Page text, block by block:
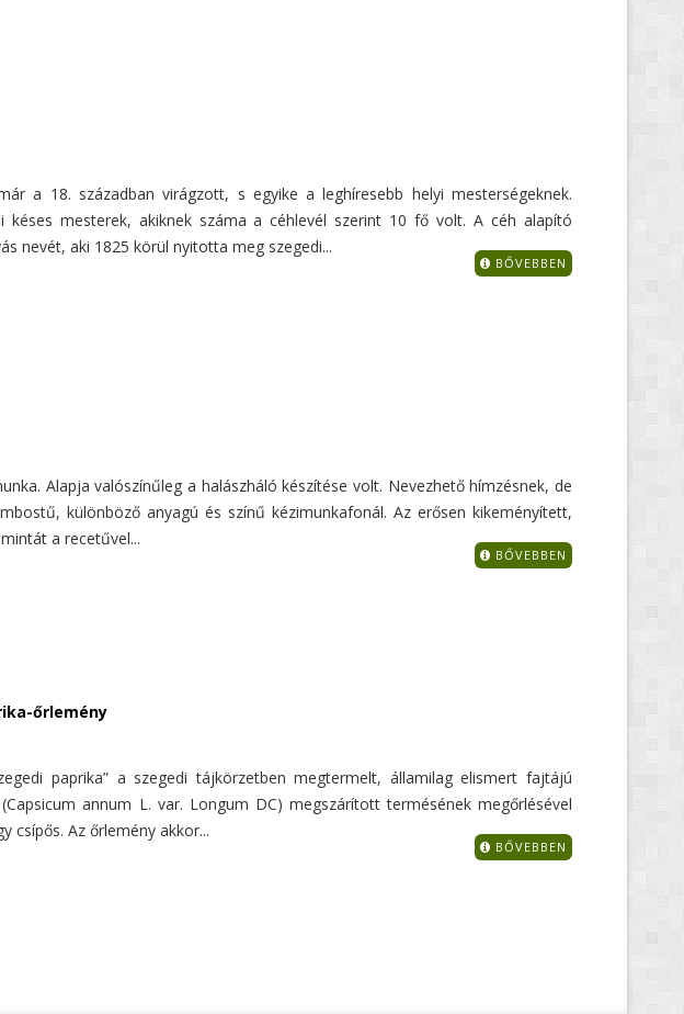
a 18. században virágzott, s egyike a leghíresebb helyi mesterségeknek.
késes mesterek, akiknek száma a céhlevél szerint 10 fő volt. A céh alapító
nevét, aki 1825 körül nyitotta meg szegedi...
BŐVEBBEN
Alapja valószínűleg a halászháló készítése volt. Nevezhető hímzésnek, de
különböző anyagú és színű kézimunkafonál. Az erősen kikeményített,
a recetűvel...
BŐVEBBEN
őrlemény
paprika” a szegedi tájkörzetben megtermelt, államilag elismert fajtájú
annum L. var. Longum DC) megszárított termésének megőrlésével
csípős. Az őrlemény akkor...
BŐVEBBEN